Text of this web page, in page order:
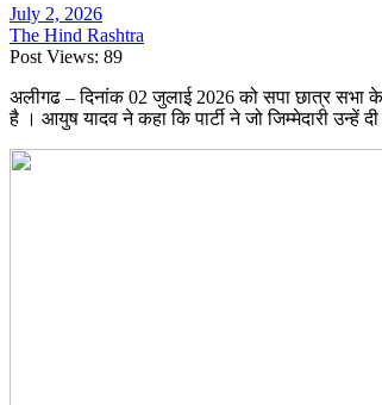
July 2, 2026
The Hind Rashtra
Post Views: 89
अलीगढ – दिनांक 02 जुलाई 2026 को सपा छात्र सभा के
है । आयुष यादव ने कहा कि पार्टी ने जो जिम्मेदारी उन्हें